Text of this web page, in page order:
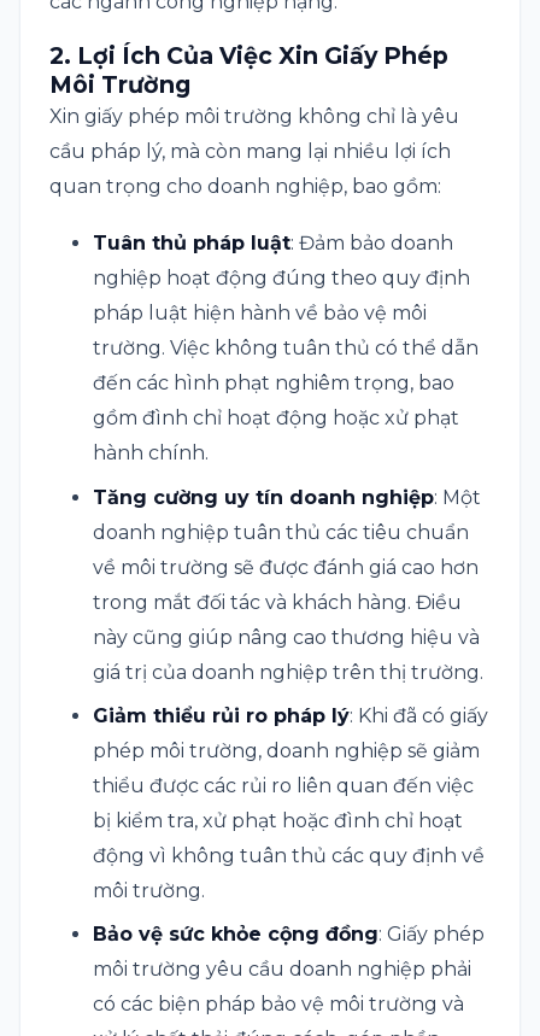
2. Lợi Ích Của Việc Xin Giấy Phép
Môi Trường
Xin giấy phép môi trường không chỉ là yêu
cầu pháp lý, mà còn mang lại nhiều lợi ích
quan trọng cho doanh nghiệp, bao gồm:
Tuân thủ pháp luật: Đảm bảo doanh
nghiệp hoạt động đúng theo quy định
pháp luật hiện hành về bảo vệ môi
trường. Việc không tuân thủ có thể dẫn
đến các hình phạt nghiêm trọng, bao
gồm đình chỉ hoạt động hoặc xử phạt
hành chính.
Tăng cường uy tín doanh nghiệp: Một
doanh nghiệp tuân thủ các tiêu chuẩn
về môi trường sẽ được đánh giá cao hơn
trong mắt đối tác và khách hàng. Điều
này cũng giúp nâng cao thương hiệu và
giá trị của doanh nghiệp trên thị trường.
Giảm thiểu rủi ro pháp lý: Khi đã có giấy
phép môi trường, doanh nghiệp sẽ giảm
thiểu được các rủi ro liên quan đến việc
bị kiểm tra, xử phạt hoặc đình chỉ hoạt
động vì không tuân thủ các quy định về
môi trường.
Bảo vệ sức khỏe cộng đồng: Giấy phép
môi trường yêu cầu doanh nghiệp phải
có các biện pháp bảo vệ môi trường và